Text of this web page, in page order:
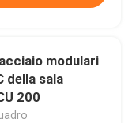
modulari
della sala
200